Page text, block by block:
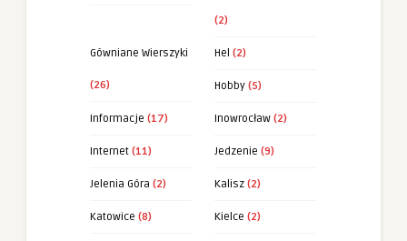
(2)
Gówniane Wierszyki
(26)
Hel (2)
Hobby (5)
Informacje (17) Inowrocław (2)
Internet (11) Jedzenie (9)
Jelenia Góra (2) Kalisz (2)
Katowice (8) Kielce (2)